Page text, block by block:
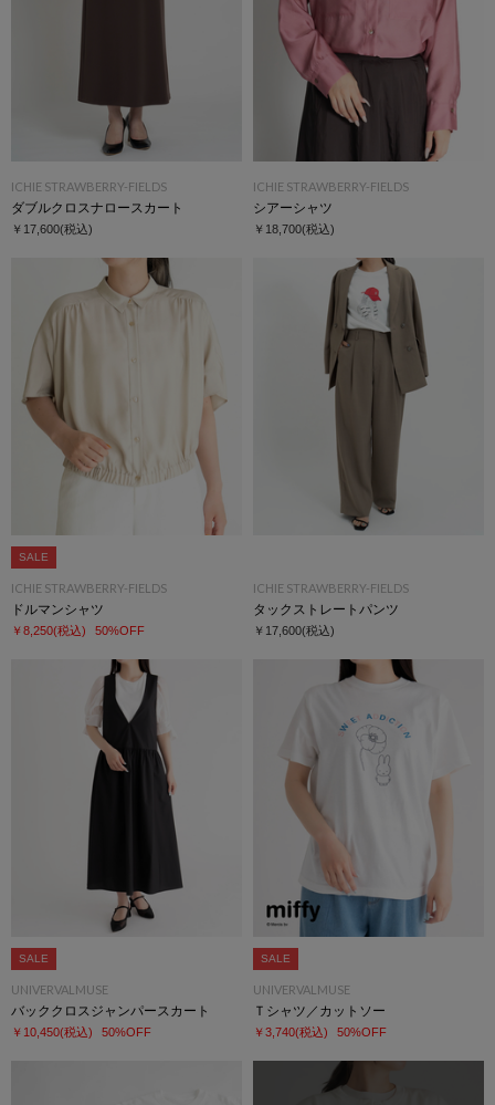
ICHIE STRAWBERRY-FIELDS
ダブルクロスナロースカート
￥17,600(税込)
ICHIE STRAWBERRY-FIELDS
シアーシャツ
￥18,700(税込)
SALE
ICHIE STRAWBERRY-FIELDS
ドルマンシャツ
￥8,250(税込) 50%OFF
ICHIE STRAWBERRY-FIELDS
タックストレートパンツ
￥17,600(税込)
SALE
UNIVERVALMUSE
バッククロスジャンパースカート
￥10,450(税込) 50%OFF
SALE
UNIVERVALMUSE
Ｔシャツ／カットソー
￥3,740(税込) 50%OFF